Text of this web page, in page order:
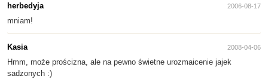
herbedyja 2006-08-17
mniam!
Kasia 2008-04-06
Hmm, może prościzna, ale na pewno świetne urozmaicenie jajek
sadzonych :)